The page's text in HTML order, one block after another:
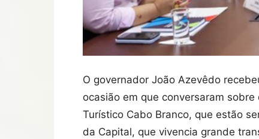
O governador João Azevêdo
ocasião em que conversaram
Turístico Cabo Branco, que estão
da Capital, que vivencia grande